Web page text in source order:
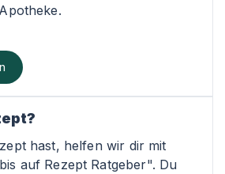
hast, helfen wir dir mit
auf Rezept Ratgeber". Du